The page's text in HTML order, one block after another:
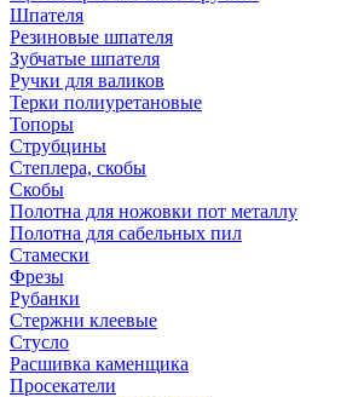
Шпателя
Резиновые шпателя
Зубчатые шпателя
Ручки для валиков
Терки полиуретановые
Топоры
Струбцины
Степлера, скобы
Скобы
Полотна для ножовки пот металлу
Полотна для сабельных пил
Стамески
Фрезы
Рубанки
Стержни клеевые
Стусло
Расшивка каменщика
Просекатели